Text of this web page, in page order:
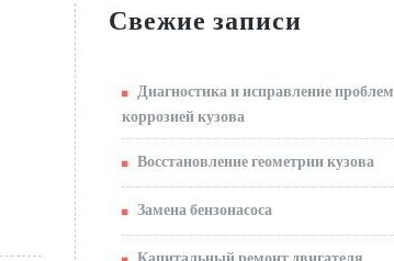
Свежие записи
Диагностика и исправление
коррозией кузова
Восстановление геометрии кузова
Замена бензонасоса